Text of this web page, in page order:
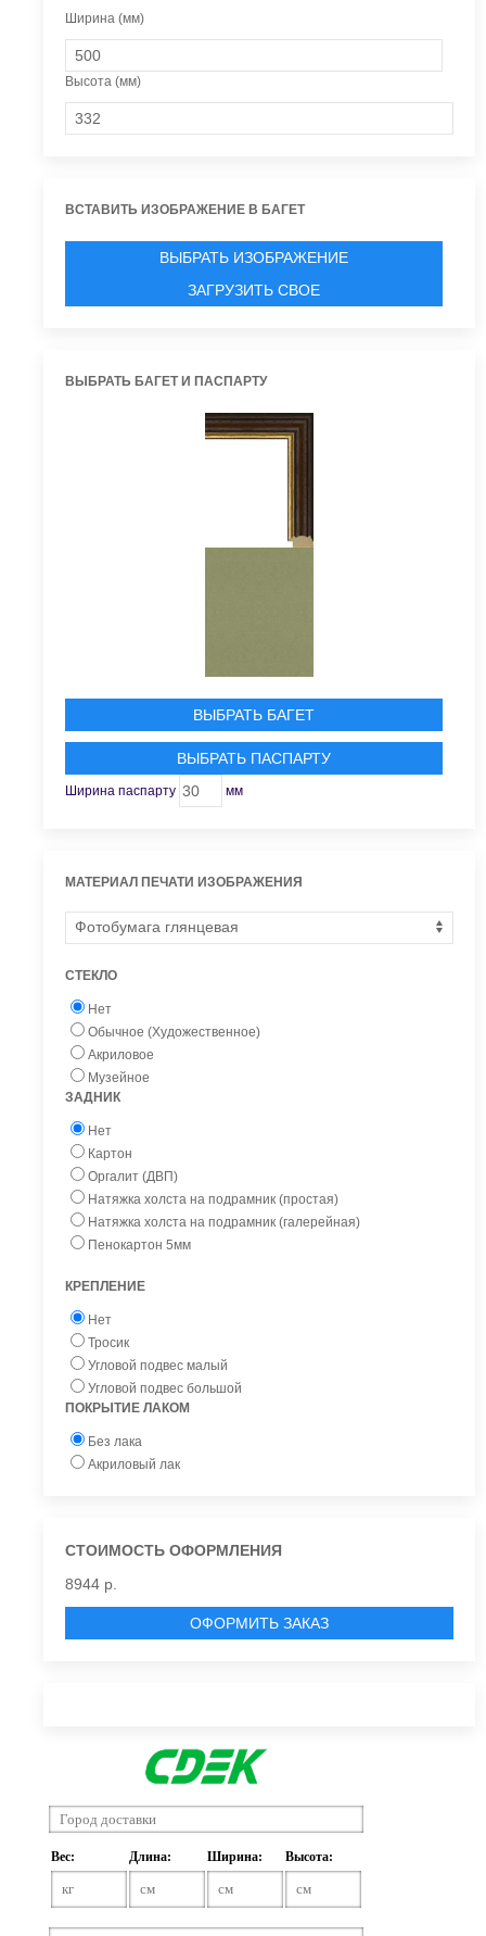
Ширина (мм)
Высота (мм)
ВСТАВИТЬ ИЗОБРАЖЕНИЕ В БАГЕТ
ВЫБРАТЬ ИЗОБРАЖЕНИЕ
ЗАГРУЗИТЬ СВОЕ
ВЫБРАТЬ БАГЕТ И ПАСПАРТУ
ВЫБРАТЬ БАГЕТ
ВЫБРАТЬ ПАСПАРТУ
Ширина паспарту мм
МАТЕРИАЛ ПЕЧАТИ ИЗОБРАЖЕНИЯ
СТЕКЛО
Нет
Обычное (Художественное)
Акриловое
Музейное
ЗАДНИК
Нет
Картон
Оргалит (ДВП)
Натяжка холста на подрамник (простая)
Натяжка холста на подрамник (галерейная)
Пенокартон 5мм
КРЕПЛЕНИЕ
Нет
Тросик
Угловой подвес малый
Угловой подвес большой
ПОКРЫТИЕ ЛАКОМ
Без лака
Акриловый лак
СТОИМОСТЬ ОФОРМЛЕНИЯ
8944 р.
ОФОРМИТЬ ЗАКАЗ